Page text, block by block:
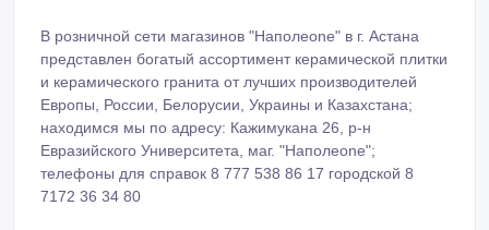
В розничной сети магазинов "Наполеone" в г. Астана
представлен богатый ассортимент керамической плитки
и керамического гранита от лучших производителей
Европы, России, Белорусии, Украины и Казахстана;
находимся мы по адресу: Кажимукана 26, р-н
Евразийского Университета, маг. "Наполеone";
телефоны для справок 8 777 538 86 17 городской 8
7172 36 34 80